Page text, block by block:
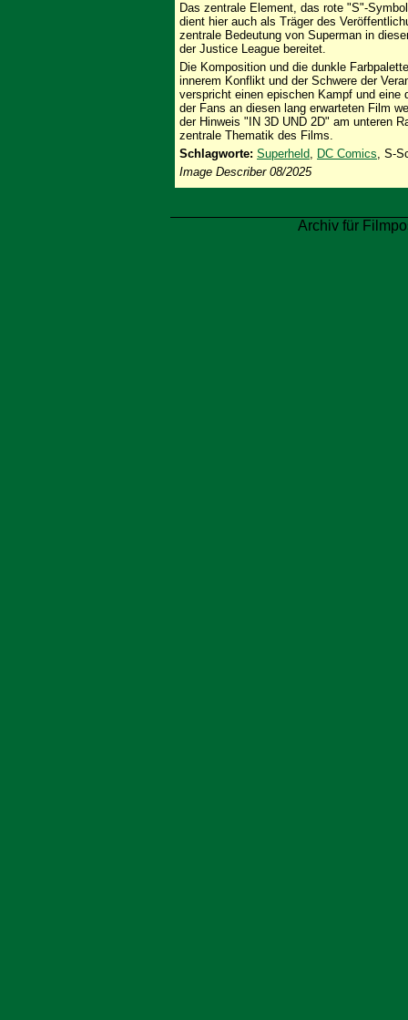
Das zentrale Element, das rote "S"-
dient hier auch als Träger des
zentrale Bedeutung von Superman in
der Justice League bereitet.
Die Komposition und die dunkle
innerem Konflikt und der Schwere der
verspricht einen epischen Kampf und eine
der Fans an diesen lang erwarteten Film
der Hinweis "IN 3D UND 2D" am unteren
zentrale Thematik des Films.
Schlagworte: Superheld, DC Comics, S-
Image Describer 08/2025
Archiv für